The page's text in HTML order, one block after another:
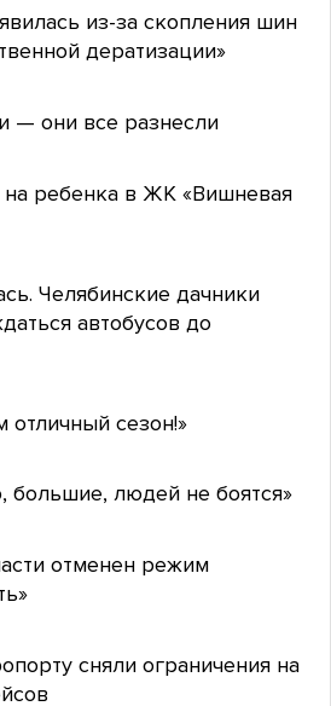
из-за скопления шин
дератизации»
— они все разнесли
ребенка в ЖК «Вишневая
Челябинские дачники
автобусов до
отличный сезон!»
большие, людей не боятся»
отменен режим
сняли ограничения на